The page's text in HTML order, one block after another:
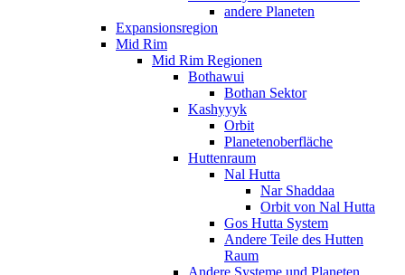
andere Planeten
Expansionsregion
Mid Rim
Mid Rim Regionen
Bothawui
Bothan Sektor
Kashyyyk
Orbit
Planetenoberfläche
Huttenraum
Nal Hutta
Nar Shaddaa
Orbit von Nal Hutta
Gos Hutta System
Andere Teile des Hutten
Raum
Andere Systeme und Planeten